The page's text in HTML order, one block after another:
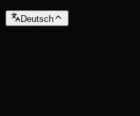
Deutsch